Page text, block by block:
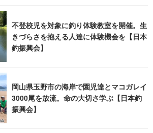
不登校児を対象に釣り体験教室を開催。生
きづらさを抱える人達に体験機会を【日本
釣振興会】
岡山県玉野市の海岸で園児達とマコガレイ
3000尾を放流。命の大切さ学ぶ【日本釣
振興会】